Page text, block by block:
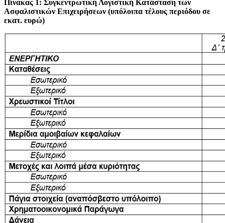
Πίνακας 1: Συγκεντρωτική Λογιστική Κατάσταση των
Ασφαλιστικών Επιχειρήσεων (υπόλοιπα τέλους περιόδου σε
εκατ. ευρώ)